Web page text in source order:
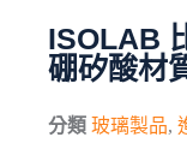
化學試藥
ISOLAB
硼矽酸材
分類 玻璃製品,